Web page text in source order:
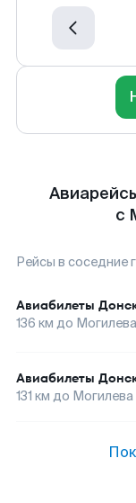
с
Рейсы в соседние
Авиабилеты
136 км до Могилева
Авиабилеты
131 км до Могилева